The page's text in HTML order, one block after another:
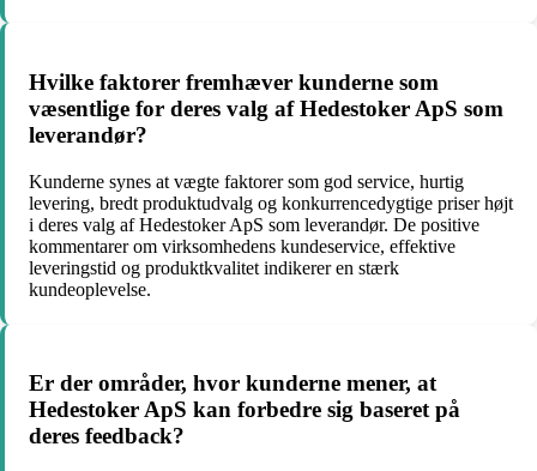
Hvilke faktorer fremhæver kunderne som
væsentlige for deres valg af Hedestoker ApS som
leverandør?
Kunderne synes at vægte faktorer som god service, hurtig
levering, bredt produktudvalg og konkurrencedygtige priser højt
i deres valg af Hedestoker ApS som leverandør. De positive
kommentarer om virksomhedens kundeservice, effektive
leveringstid og produktkvalitet indikerer en stærk
kundeoplevelse.
Er der områder, hvor kunderne mener, at
Hedestoker ApS kan forbedre sig baseret på
deres feedback?